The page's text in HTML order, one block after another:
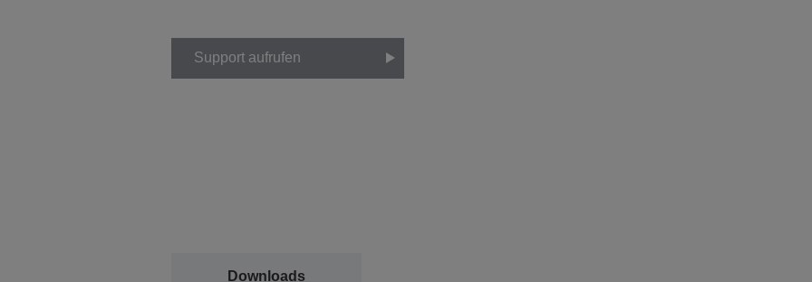
Support aufrufen
Downloads